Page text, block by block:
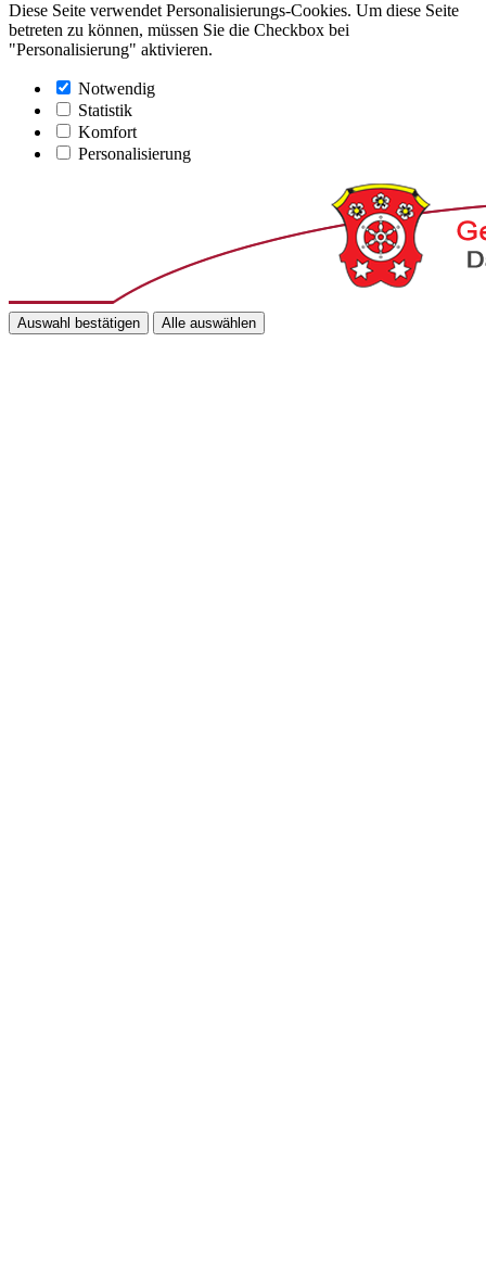
Diese Seite verwendet Personalisierungs-Cookies. Um diese Seite
betreten zu können, müssen Sie die Checkbox bei
"Personalisierung" aktivieren.
Notwendig
Statistik
Komfort
Personalisierung
Auswahl bestätigen Alle auswählen